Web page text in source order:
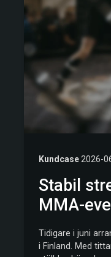
Kundcase 2026-
Stabil
MMA-
Tidigare i juni
i Finland. Med